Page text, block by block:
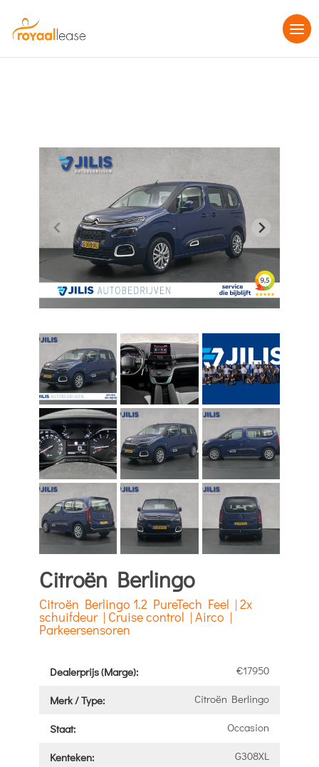
Citroën Berlingo
Citroën Berlingo 1.2 PureTech Feel | 2x
schuifdeur | Cruise control | Airco |
Parkeersensoren
Dealerprijs (Marge): €17950
Merk / Type: Citroën Berlingo
Staat: Occasion
Kenteken: G308XL